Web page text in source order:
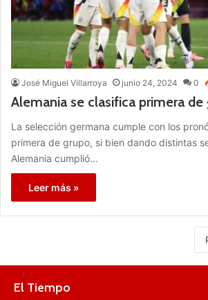
José Miguel Villarroya junio 24, 2024 0
Alemania se clasifica primera de
La selección germana cumple con los
primera de grupo, si bien dando distintas
Alemania cumplió…
Leer más »
El Tiempo